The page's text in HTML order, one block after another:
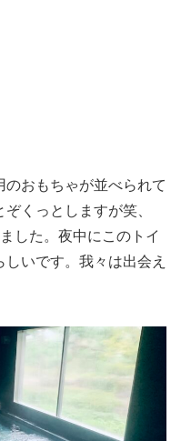
おもちゃが並べられて
くっとしますが笑、
した。夜中にこのトイ
いです。我々は出会え